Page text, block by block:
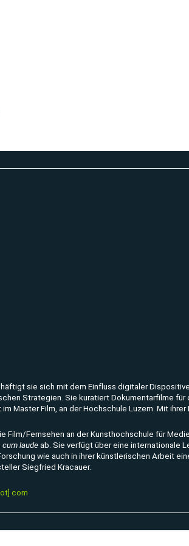
sie sich mit dem Einfluss digitaler
Strategien. Sie kuratiert Dokumentarfilme
Master Film, an der Hochschule Luzern. Mit
Film/Fernsehen an der Kunsthochschule für
cum laude ab. Sie verfügt über eine internationale
wie auch in ihrer künstlerischen Arbeit
Siegfried Kracauer.
com